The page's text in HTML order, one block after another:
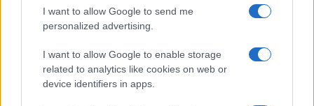
I want to allow Google to send me
personalized advertising.
I want to allow Google to enable storage
related to analytics like cookies on web or
device identifiers in apps.
Mario Malu
Paolo Pinna